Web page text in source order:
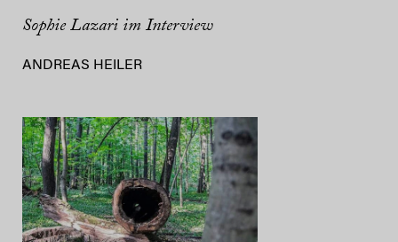
Sophie Lazari im Interview
ANDREAS HEILER